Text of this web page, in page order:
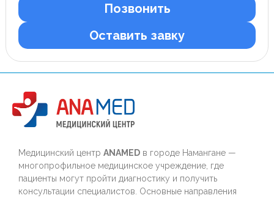
Позвонить
Оставить завку
Медицинский центр ANAMED в городе Намангане —
многопрофильное медицинское учреждение, где
пациенты могут пройти диагностику и получить
консультации специалистов. Основные направления